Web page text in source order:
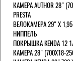
КАМЕРА AUTHOR 28"
PRESTA
ВЕЛОКАМЕРА 29" X
НИППЕЛЬ
ПОКРЫШКА KENDA 12
КАМЕРА 28" (700Х18-